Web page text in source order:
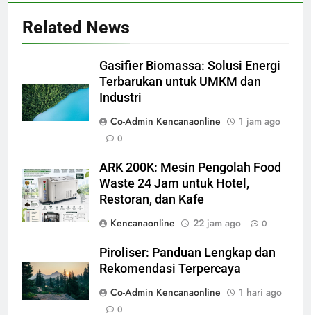
Related News
Gasifier Biomassa: Solusi Energi
Terbarukan untuk UMKM dan
Industri
Co-Admin Kencanaonline
1 jam ago
0
ARK 200K: Mesin Pengolah Food
Waste 24 Jam untuk Hotel,
Restoran, dan Kafe
Kencanaonline
22 jam ago 0
Piroliser: Panduan Lengkap dan
Rekomendasi Terpercaya
Co-Admin Kencanaonline
1 hari ago
0